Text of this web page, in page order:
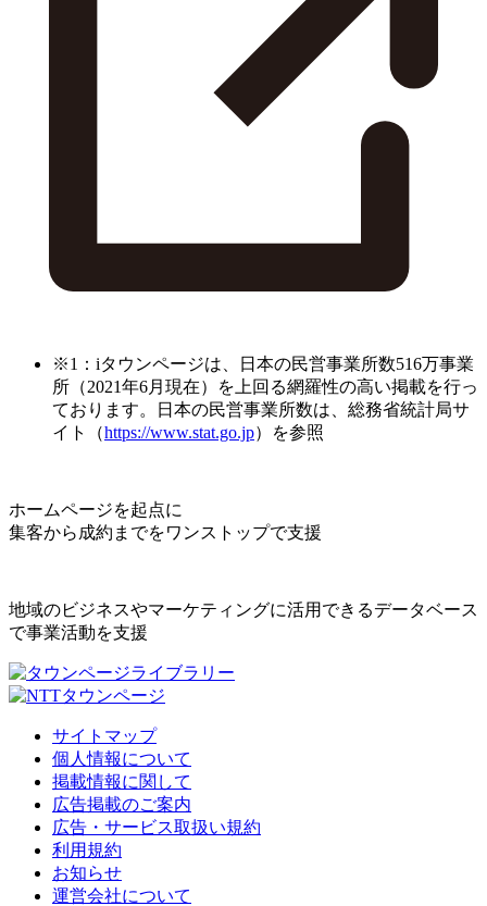
※1：iタウンページは、日本の民営事業所数516万事業
所（2021年6月現在）を上回る網羅性の高い掲載を行っ
ております。日本の民営事業所数は、総務省統計局サ
イト（https://www.stat.go.jp）を参照
ホームページを起点に
集客から成約までをワンストップで支援
地域のビジネスやマーケティングに活用できるデータベース
で事業活動を支援
サイトマップ
個人情報について
掲載情報に関して
広告掲載のご案内
広告・サービス取扱い規約
利用規約
お知らせ
運営会社について